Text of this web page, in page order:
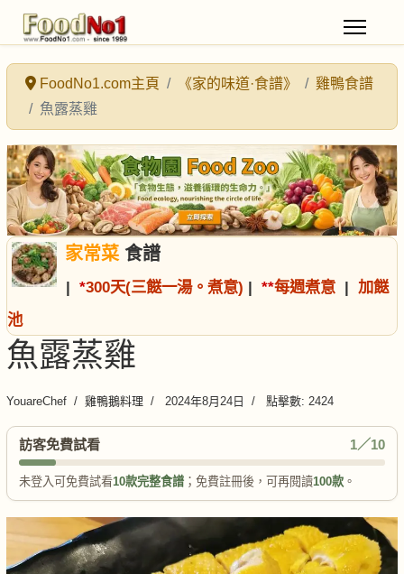
FoodNo1.com主頁 《家的味道·食譜》
雞鴨食譜
魚露蒸雞
家常菜食譜
| *300天(三餸一湯。煮意) | **每週煮意 | 加餸
池
魚露蒸雞
YouareChef 雞鴨鵝料理 2024年8月24日 點擊數: 2424
訪客免費試看 1／10
未登入可免費試看10款完整食譜 ；免費註冊後，可再閱讀100款 。